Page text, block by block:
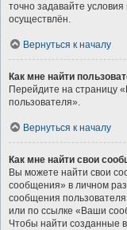
точно задавайте
осуществлён.
Вернуться к началу
Как мне найти
Перейдите на страницу
пользователя».
Вернуться к началу
Как мне найти свои
Вы можете найти свои
сообщения» в личном
сообщения
или по ссылке «Ваши
Чтобы найти созданные